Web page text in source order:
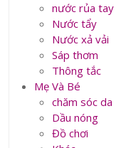
nước rủa tay
Nước tẩy
Nước xả vải
Sáp thơm
Thông tắc
Mẹ Và Bé
chăm sóc da
Dầu nóng
Đồ chơi